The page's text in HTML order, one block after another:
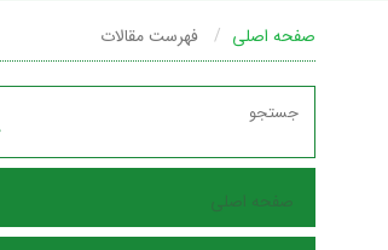
صفحه اصلی فهرست مقالات
صفحه اصلی